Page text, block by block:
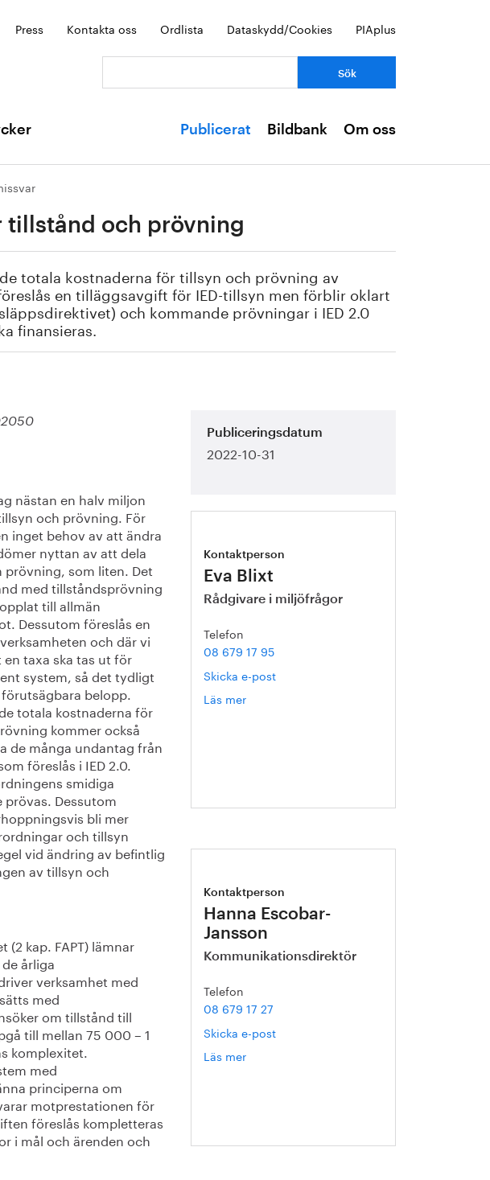
Press Kontakta oss Ordlista Dataskydd/Cookies PIAplus
Publicerat Bildbank Om oss
tillstånd och prövning
totala kostnaderna för tillsyn och prövning av
en tilläggsavgift för IED-tillsyn men förblir oklart
och kommande prövningar i IED 2.0
finansieras.
nästan en halv miljon
och prövning. För
inget behov av att ändra
nyttan av att dela
som liten. Det
med tillståndsprövning
till allmän
Dessutom föreslås en
och där vi
taxa ska tas ut för
system, så det tydligt
belopp.
totala kostnaderna för
kommer också
de många undantag från
föreslås i IED 2.0.
smidiga
Dessutom
bli mer
och tillsyn
vid ändring av befintlig
av tillsyn och
kap. FAPT) lämnar
årliga
verksamhet med
med
om tillstånd till
till mellan 75 000 – 1
komplexitet.
med
principerna om
motprestationen för
föreslås kompletteras
i mål och ärenden och
Publiceringsdatum
2022-10-31
Kontaktperson
Eva Blixt
Rådgivare i miljöfrågor
Telefon
08 679 17 95
Skicka e-post
Läs mer
Kontaktperson
Hanna Escobar-
Jansson
Kommunikationsdirektör
Telefon
08 679 17 27
Skicka e-post
Läs mer